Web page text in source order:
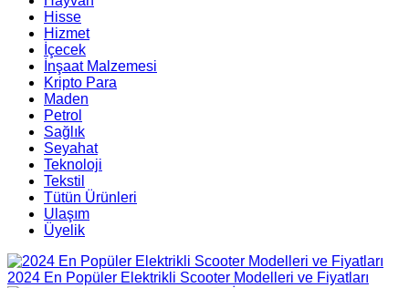
Hisse
Hizmet
İçecek
İnşaat Malzemesi
Kripto Para
Maden
Petrol
Sağlık
Seyahat
Teknoloji
Tekstil
Tütün Ürünleri
Ulaşım
Üyelik
2024 En Popüler Elektrikli Scooter Modelleri ve Fiyatları